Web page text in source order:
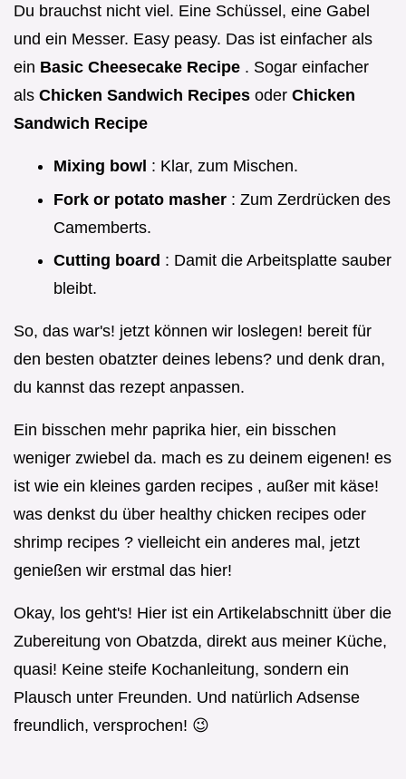
Du brauchst nicht viel. Eine Schüssel, eine Gabel
und ein Messer. Easy peasy. Das ist einfacher als
ein Basic Cheesecake Recipe . Sogar einfacher
als Chicken Sandwich Recipes oder Chicken
Sandwich Recipe
Mixing bowl : Klar, zum Mischen.
Fork or potato masher : Zum Zerdrücken des
Camemberts.
Cutting board : Damit die Arbeitsplatte sauber
bleibt.
So, das war's! jetzt können wir loslegen! bereit für
den besten obatzter deines lebens? und denk dran,
du kannst das rezept anpassen.
Ein bisschen mehr paprika hier, ein bisschen
weniger zwiebel da. mach es zu deinem eigenen! es
ist wie ein kleines garden recipes , außer mit käse!
was denkst du über healthy chicken recipes oder
shrimp recipes ? vielleicht ein anderes mal, jetzt
genießen wir erstmal das hier!
Okay, los geht's! Hier ist ein Artikelabschnitt über die
Zubereitung von Obatzda, direkt aus meiner Küche,
quasi! Keine steife Kochanleitung, sondern ein
Plausch unter Freunden. Und natürlich Adsense
freundlich, versprochen! 😉